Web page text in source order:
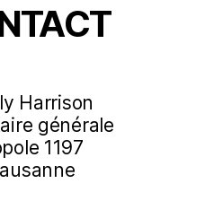
Harrison
générale
1197